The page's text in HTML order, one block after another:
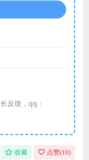
反馈，qq：
收藏 点赞(10)